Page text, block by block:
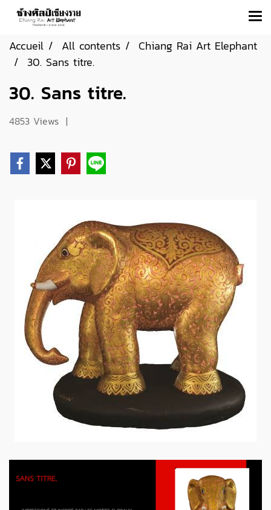
Accueil All contents
Chiang Rai Art Elephant
30. Sans titre.
30. Sans titre.
4853 Views |